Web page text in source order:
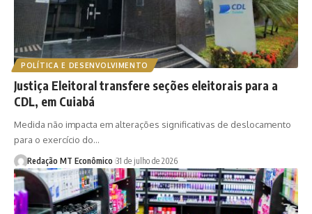
POLÍTICA E DESENVOLVIMENTO
Justiça Eleitoral transfere seções eleitorais para a
CDL, em Cuiabá
Medida não impacta em alterações significativas de deslocamento
para o exercício do…
Redação MT Econômico 31 de julho de 2026